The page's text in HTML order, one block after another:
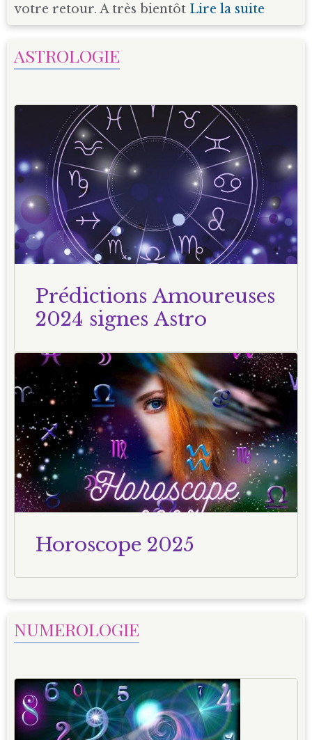
votre retour. A très bientôt Lire la suite
ASTROLOGIE
Prédictions Amoureuses
2024 signes Astro
Horoscope 2025
NUMEROLOGIE